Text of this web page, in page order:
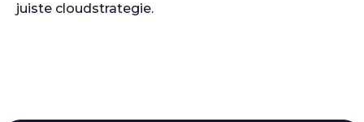
juiste cloudstrategie.